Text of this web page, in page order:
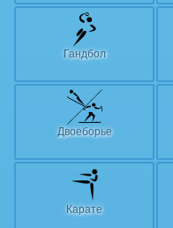
Гандбол
Двоеборье
Карате